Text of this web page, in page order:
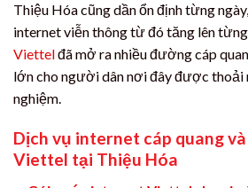
Thiệu Hóa cũng dần ổn định từng
internet viễn thông từ đó tăng lên
Viettelđã mở ra nhiều đường cáp
lớn cho người dân nơi đây được thoải
nghiệm.
Dịch vụ internet cáp quang
Viettel tại Thiệu Hóa